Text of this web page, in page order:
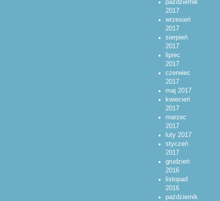
październik
2017
wrzesień
2017
sierpień
2017
lipiec
2017
czerwiec
2017
maj 2017
kwiecień
2017
marzec
2017
luty 2017
styczeń
2017
grudzień
2016
listopad
2016
październik